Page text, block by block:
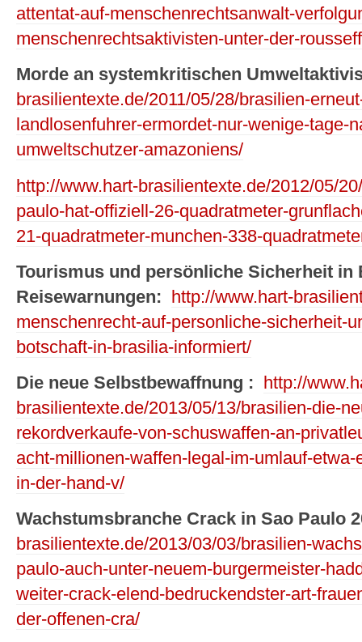
attentat-auf-menschenrechtsanwalt-
menschenrechtsaktivisten-unter-der-
Morde an systemkritischen
brasilientexte.de/2011/05/28/brasilien-
landlosenfuhrer-ermordet-nur-wenige-tage-
umweltschutzer-amazoniens/
http://www.hart-brasilientexte.de/2012/05/
paulo-hat-offiziell-26-quadratmeter-
21-quadratmeter-munchen-338-
Tourismus und persönliche Sicherheit in
Reisewarnungen:
http://www.hart-
menschenrecht-auf-personliche-sicherheit-
botschaft-in-brasilia-informiert/
Die neue Selbstbewaffnung :
http://
brasilientexte.de/2013/05/13/brasilien-die-
rekordverkaufe-von-schuswaffen-an-
acht-millionen-waffen-legal-im-umlauf-
in-der-hand-v/
Wachstumsbranche Crack in Sao Paulo
brasilientexte.de/2013/03/03/brasilien-
paulo-auch-unter-neuem-burgermeister-
weiter-crack-elend-bedruckendster-art-
der-offenen-cra/